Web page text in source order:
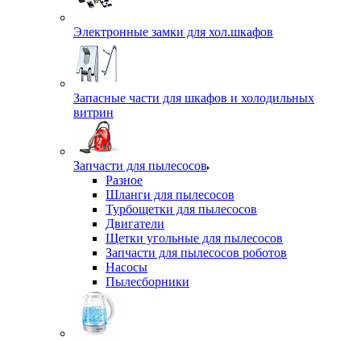
Электронные замки для хол.шкафов
Запасные части для шкафов и холодильных
витрин
Запчасти для пылесосов
Разное
Шланги для пылесосов
Турбощетки для пылесосов
Двигатели
Щетки угольные для пылесосов
Запчасти для пылесосов роботов
Насосы
Пылесборники